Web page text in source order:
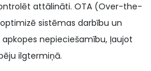
attālināti. OTA (Over-the-
sistēmas darbību un
nepieciešamību, ļaujot
ilgtermiņā.